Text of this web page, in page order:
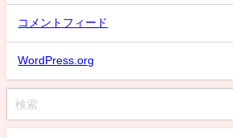
コメントフィード
WordPress.org